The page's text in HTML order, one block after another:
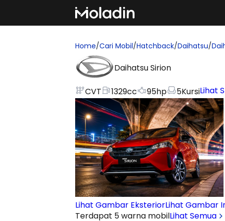
Home/Cari Mobil/Hatchback/Daihatsu/
Daihatsu Sirion
CVT 1329cc 95hp 5KursiLihat
Lihat Gambar EksteriorLihat Gambar
Terdapat 5 warna mobilLihat Semua